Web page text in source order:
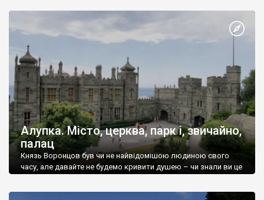
Алупка. Місто, церква, парк і, звичайно,
палац
Князь Воронцов був чи не найвідомішою людиною свого
часу, але давайте не будемо кривити душею – чи знали ви це